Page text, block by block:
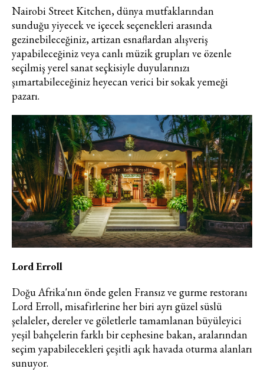
amaçlı her türlü e-bülten/ ticari
elektronik ileti gönderiminin e-posta
yoluyla tarafıma yapılmasına onay
ve bu kapsamda/ amaçla ad/
soyad ve e-posta adresi verilerimin
işlenmesine açık rıza veriyorum.
Nairobi Street Kitchen, dünya mutfaklarından
sunduğu yiyecek ve içecek seçenekleri arasında
gezinebileceğiniz, artizan esnaflardan alışveriş
yapabileceğiniz veya canlı müzik grupları ve özenle
seçilmiş yerel sanat seçkisiyle duyularınızı
şımartabileceğiniz heyecan verici bir sokak yemeği
pazarı.
Lord Erroll
Doğu Afrika'nın önde gelen Fransız ve gurme restoranı
Lord Erroll, misafirlerine her biri ayrı güzel süslü
şelaleler, dereler ve göletlerle tamamlanan büyüleyici
yeşil bahçelerin farklı bir cephesine bakan, aralarından
seçim yapabilecekleri çeşitli açık havada oturma alanları
sunuyor.